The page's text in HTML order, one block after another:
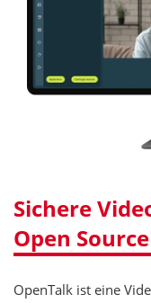
Sichere
Open
OpenTalk ist eine